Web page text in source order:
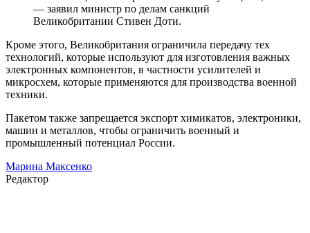
— заявил министр по делам санкций
Великобритании Стивен Доти.
Кроме этого, Великобритания ограничила передачу тех
технологий, которые используют для изготовления важных
электронных компонентов, в частности усилителей и
микросхем, которые применяются для производства военной
техники.
Пакетом также запрещается экспорт химикатов, электроники,
машин и металлов, чтобы ограничить военный и
промышленный потенциал России.
Марина Максенко
Редактор